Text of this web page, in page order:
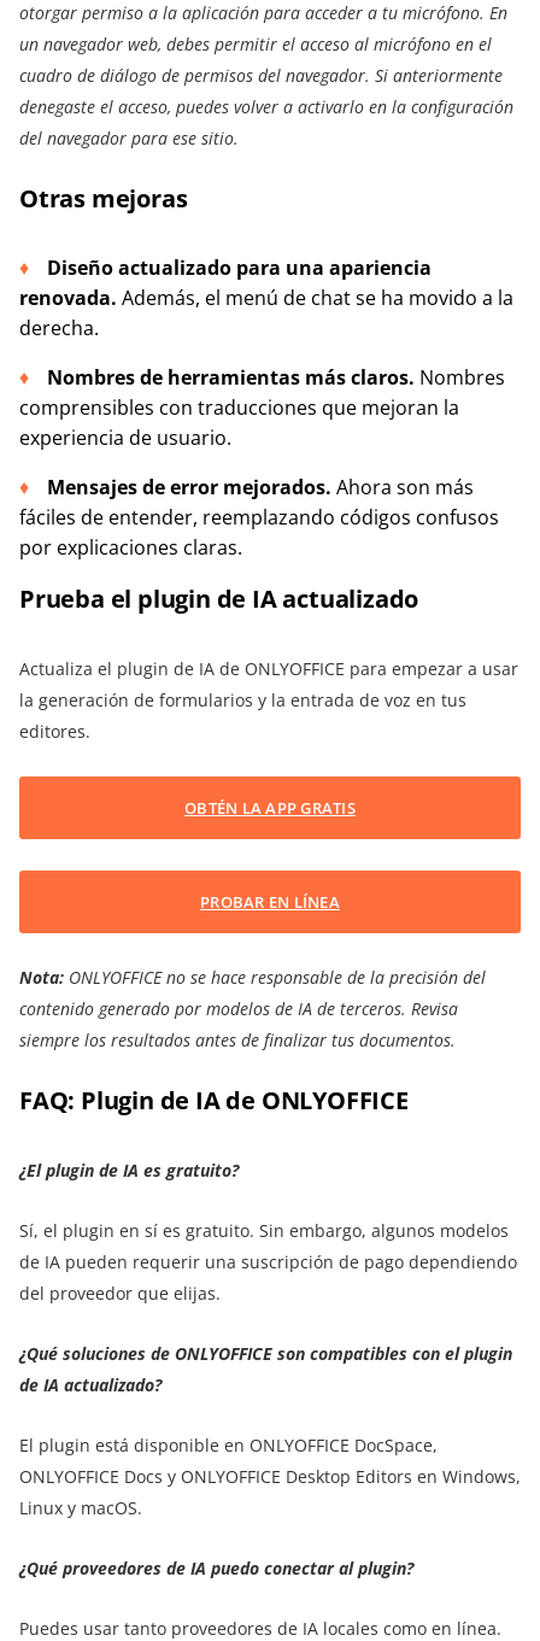
otorgar permiso a la aplicación para acceder a tu micrófono. En
un navegador web, debes permitir el acceso al micrófono en el
cuadro de diálogo de permisos del navegador. Si anteriormente
denegaste el acceso, puedes volver a activarlo en la configuración
del navegador para ese sitio.
Otras mejoras
Diseño actualizado para una apariencia
renovada. Además, el menú de chat se ha movido a la
derecha.
Nombres de herramientas más claros. Nombres
comprensibles con traducciones que mejoran la
experiencia de usuario.
Mensajes de error mejorados. Ahora son más
fáciles de entender, reemplazando códigos confusos
por explicaciones claras.
Prueba el plugin de IA actualizado
Actualiza el plugin de IA de ONLYOFFICE para empezar a usar
la generación de formularios y la entrada de voz en tus
editores.
OBTÉN LA APP GRATIS
PROBAR EN LÍNEA
Nota: ONLYOFFICE no se hace responsable de la precisión del
contenido generado por modelos de IA de terceros. Revisa
siempre los resultados antes de finalizar tus documentos.
FAQ: Plugin de IA de ONLYOFFICE
¿El plugin de IA es gratuito?
Sí, el plugin en sí es gratuito. Sin embargo, algunos modelos
de IA pueden requerir una suscripción de pago dependiendo
del proveedor que elijas.
¿Qué soluciones de ONLYOFFICE son compatibles con el plugin
de IA actualizado?
El plugin está disponible en ONLYOFFICE DocSpace,
ONLYOFFICE Docs y ONLYOFFICE Desktop Editors en Windows,
Linux y macOS.
¿Qué proveedores de IA puedo conectar al plugin?
Puedes usar tanto proveedores de IA locales como en línea.